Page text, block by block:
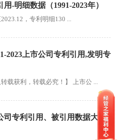
-明细数据（1991-2023年）
，专利明细130 ...
2023上市公司专利引用,发明专
载获利，转载必究！】 上市公 ...
司专利引用、被引用数据大全,